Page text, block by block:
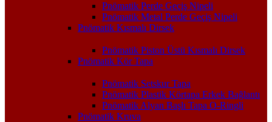
Pnömatik Perde Geçiş Nipeli
Pnömatik Metal Perde Geçiş Nipeli
Pnömatik Kısmalı Dirsek
Pnömatik Piston Üstü Kısmalı Dirsek
Pnömatik Kör Tapa
Pnömatik Setskur Tapa
Pnömatik Plastik Körtapa Erkek Bağlantı
Pnömatik Alyan Başlı Tapa O-Ringli
Pnömatik Kruva